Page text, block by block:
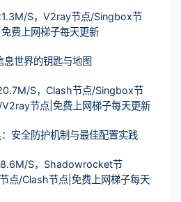
S，V2ray节点/Singbox节
费上网梯子每天更新
世界的钥匙与地图
S，Clash节点/Singbox节
节点|免费上网梯子每天更新
安全防护机制与最佳配置实践
S，Shadowrocket节
点/Clash节点|免费上网梯子每天